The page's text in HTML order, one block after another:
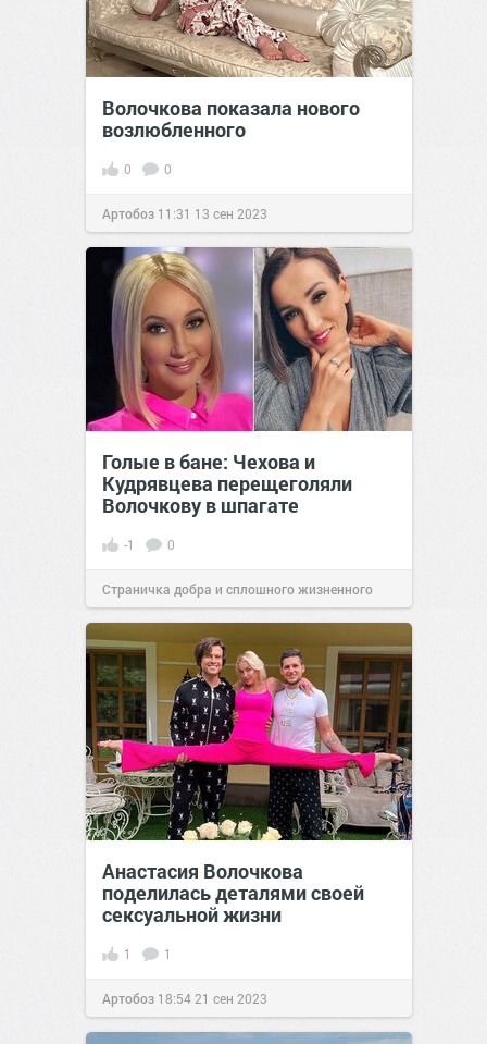
Волочкова показала нового
возлюбленного
0 0
Артобоз 11:31 13 сен 2023
Голые в бане: Чехова и
Кудрявцева перещеголяли
Волочкову в шпагате
-1 0
Страничка добра и сплошного жизненного
позитива!01:4527 фев 2023
Анастасия Волочкова
поделилась деталями своей
сексуальной жизни
1 1
Артобоз 18:54 21 сен 2023